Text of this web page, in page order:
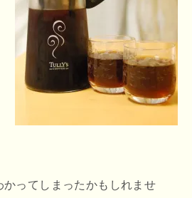
かってしまったかもしれませ